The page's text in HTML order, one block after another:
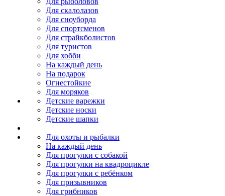
Для скалолазов
Для сноуборда
Для спортсменов
Для страйкболистов
Для туристов
Для хобби
На каждый день
На подарок
Огнестойкие
Для моряков
Детские варежки
Детские носки
Детские шапки
Для охоты и рыбалки
На каждый день
Для прогулки с собакой
Для прогулки на квадроцикле
Для прогулки с ребёнком
Для призывников
Для грибников